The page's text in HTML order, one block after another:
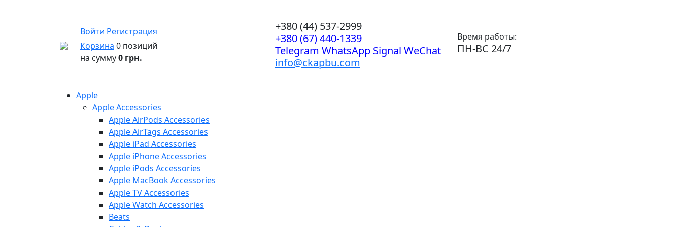
Войти Регистрация
Корзина 0 позиций
на сумму0 грн.
+380 (44) 537-2999
+380 (67) 440-1339
Telegram WhatsApp Signal WeChat
info@ckapbu.com
Время работы:
ПН-ВС 24/7
Apple
Apple Accessories
Apple AirPods Accessories
Apple AirTags Accessories
Apple iPad Accessories
Apple iPhone Accessories
Apple iPods Accessories
Apple MacBook Accessories
Apple TV Accessories
Apple Watch Accessories
Beats